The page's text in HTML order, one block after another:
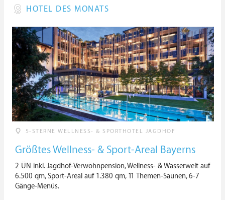
HOTEL DES MONATS
5-STERNE WELLNESS- & SPORTHOTEL JAGDHOF
Größtes Wellness- & Sport-Areal Bayerns
2 ÜN inkl. Jagdhof-Verwöhnpension, Wellness- & Wasserwelt auf
6.500 qm, Sport-Areal auf 1.380 qm, 11 Themen-Saunen, 6-7
Gänge-Menüs.